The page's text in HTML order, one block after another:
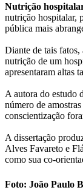
Nutrição
nutrição hospitalar,
pública mais
Diante de tais
nutrição de um
apresentaram altas
A autora do estudo
número de
conscientização
A dissertação
Alves Favareto e
como sua co-
Foto: João Paulo